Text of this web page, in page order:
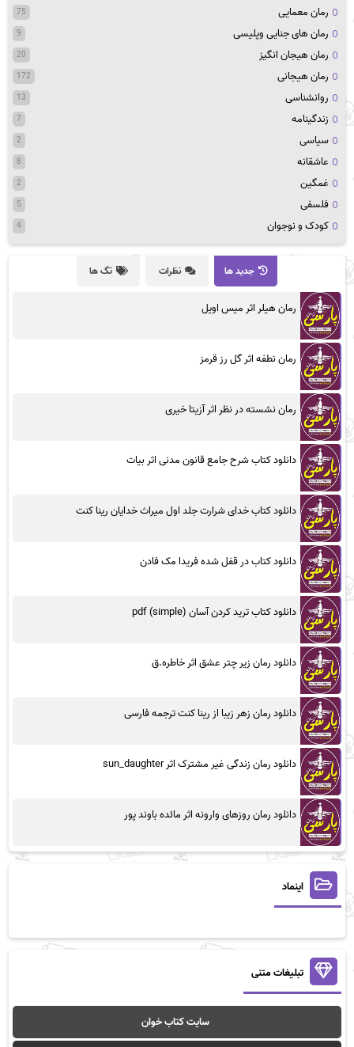
رمان معمایی 75
رمان های جنایی وپلیسی 9
رمان هیجان انگیز 20
رمان هیجانی 172
روانشناسی 13
زندگینامه 7
سیاسی 2
عاشقانه 8
غمگین 2
فلسفی 5
کودک و نوجوان 4
جدید ها نظرات تگ ها
رمان هیلر اثر میس اویل
رمان نطفه اثر گل رز قرمز
رمان نشسته در نظر اثر آزیتا خیری
دانلود کتاب شرح جامع قانون مدنی اثر بیات
دانلود کتاب خدای شرارت جلد اول میراث خدایان رینا کنت
دانلود کتاب در قفل شده فریدا مک فادن
دانلود کتاب ترید کردن آسان (simple) pdf
دانلود رمان زیر چتر عشق اثر خاطره.ق
دانلود رمان زهر زیبا از رینا کنت ترجمه فارسی
دانلود رمان زندگی غیر مشترک اثر sun_daughter
دانلود رمان روزهای وارونه اثر مائده باوند پور
اینماد
تبلیغات متنی
سایت کتاب خوان